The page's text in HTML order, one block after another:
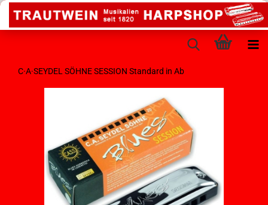
C·A·SEYDEL SÖHNE SESSION Standard in Ab